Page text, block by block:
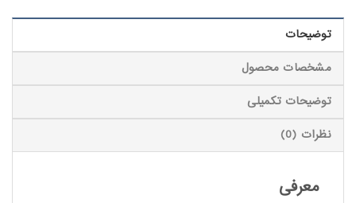
توضیحات
مشخصات محصول
توضیحات تکمیلی
نظرات (0)
معرفی